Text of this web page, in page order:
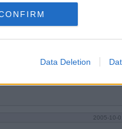
Data Deletion
2005-10-